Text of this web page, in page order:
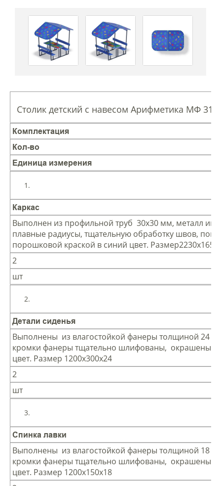
Столик детский с навесом Арифметика МФ
Комплектация
Кол-во
Единица измерения
Каркас
Выполнен из профильной труб 30х30 мм, металл
плавные радиусы, тщательную обработку швов,
порошковой краской в синий цвет.
2
шт
Детали сиденья
Выполнены из влагостойкой фанеры толщиной 24
кромки фанеры тщательно шлифованы, окрашены в
цвет. Размер 1200х300х24
2
шт
Спинка лавки
Выполнены из влагостойкой фанеры толщиной 18
кромки фанеры тщательно шлифованы, окрашены в
цвет. Размер 1200х150х18